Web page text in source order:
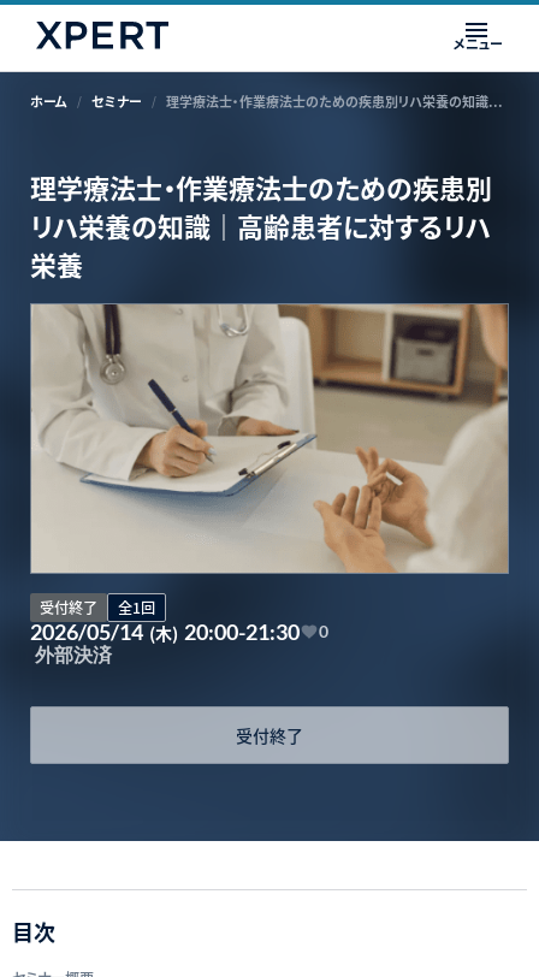
メニュー
ホーム セミナー 理学療法士・作業療法士のための疾患別リハ栄養の知識｜高齢患者に対するリハ栄養
理学療法士・作業療法士のための疾患別
リハ栄養の知識｜高齢患者に対するリハ
栄養
受付終了 全1回
2026/05/14 (木) 20:00-21:30 0
外部決済
受付終了
目次